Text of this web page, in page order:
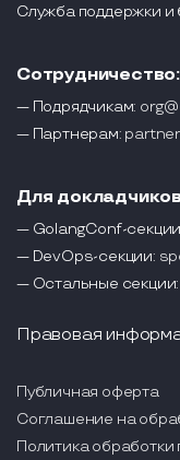
Служба поддержки и
Сотрудничество:
— Подрядчикам:
— Партнерам:
Для
— GolangConf-
— DevOps-секции:
— Остальные секции:
Правовая
Публичная оферта
Соглашение на
Политика